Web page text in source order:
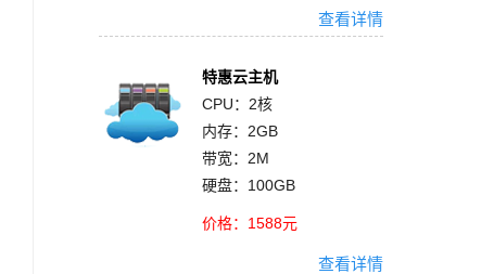
查看详情
特惠云主机
CPU：2核
内存：2GB
带宽：2M
硬盘：100GB
价格：1588元
查看详情